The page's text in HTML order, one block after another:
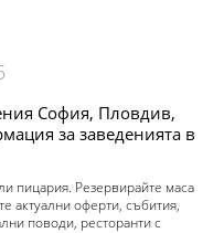
София, Пловдив,
за заведенията в
пицария. Резервирайте маса
актуални оферти, събития,
поводи, ресторанти с